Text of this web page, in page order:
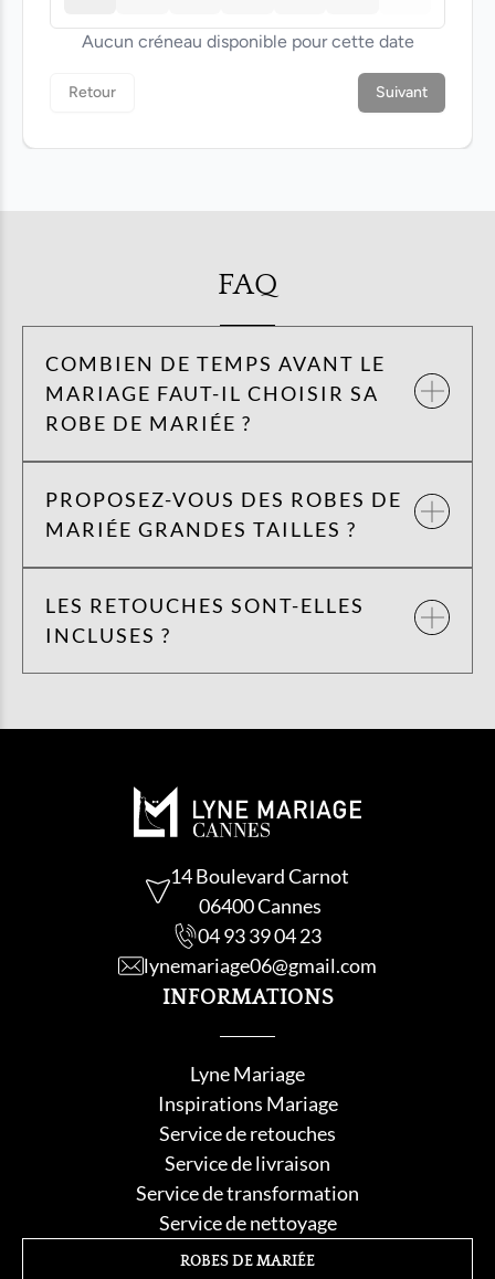
FAQ
COMBIEN DE TEMPS AVANT LE
MARIAGE FAUT-IL CHOISIR SA
ROBE DE MARIÉE ?
PROPOSEZ-VOUS DES ROBES DE
MARIÉE GRANDES TAILLES ?
LES RETOUCHES SONT-ELLES
INCLUSES ?
14 Boulevard Carnot
06400 Cannes
04 93 39 04 23
lynemariage06@gmail.com
INFORMATIONS
Lyne Mariage
Inspirations Mariage
Service de retouches
Service de livraison
Service de transformation
Service de nettoyage
ROBES DE MARIÉE